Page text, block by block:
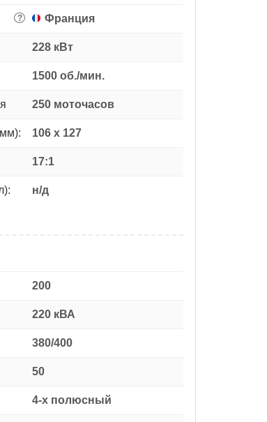
? Франция
228 кВт
1500 об./мин.
250 моточасов
106 x 127
17:1
н/д
200
220 кВА
380/400
50
4-х полюсный